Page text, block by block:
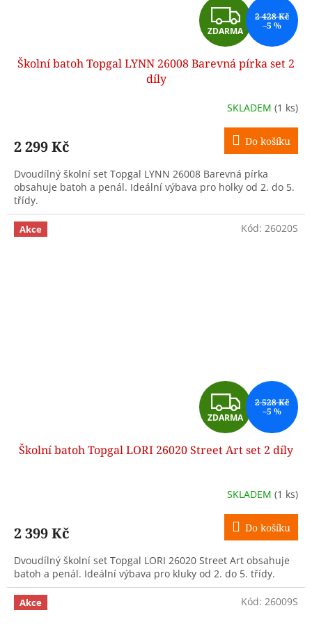
Z
D
A
R
M
A
ZDARMA
2 428 Kč
–5 %
Školní batoh Topgal LYNN 26008 Barevná pírka set 2
díly
SKLADEM (1 ks)
2 299 Kč Do košíku
Dvoudílný školní set Topgal LYNN 26008 Barevná pírka
obsahuje batoh a penál. Ideální výbava pro holky od 2. do 5.
třídy.
Akce
Z
D
A
R
M
A
ZDARMA
2 528 Kč
–5 %
Školní batoh Topgal LORI 26020 Street Art set 2 díly
SKLADEM (1 ks)
2 399 Kč Do košíku
Dvoudílný školní set Topgal LORI 26020 Street Art obsahuje
batoh a penál. Ideální výbava pro kluky od 2. do 5. třídy.
Kód: 26020S
Akce Kód: 26009S